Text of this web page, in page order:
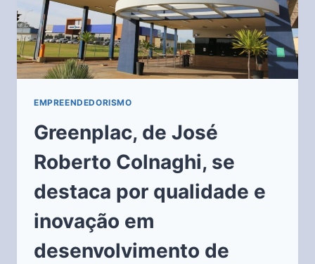
EMPREENDEDORISMO
Greenplac, de José
Roberto Colnaghi, se
destaca por qualidade e
inovação em
desenvolvimento de